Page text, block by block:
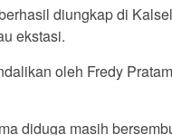
diungkap di
ekstasi.
oleh Fredy
diduga masih